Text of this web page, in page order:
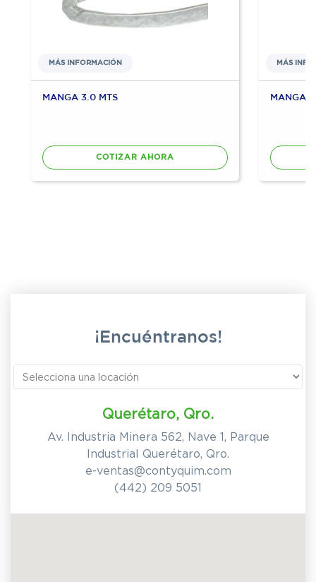
MÁS INFORMACIÓN
MANGA 3.0 MTS
COTIZAR AHORA
MÁS
MANGA
¡Encuéntranos!
Querétaro, Qro.
Av. Industria Minera 562, Nave 1, Parque
Industrial Querétaro, Qro.
e-ventas@contyquim.com
(442) 209 5051